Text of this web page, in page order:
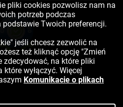
pliki cookies pozwolisz nam na
potrzeb podczas
Twoich preferencji.
jeśli chcesz zezwolić na
też kliknąć opcję "Zmień
na które pliki
wyłączyć. Więcej
Komunikacie o plikach